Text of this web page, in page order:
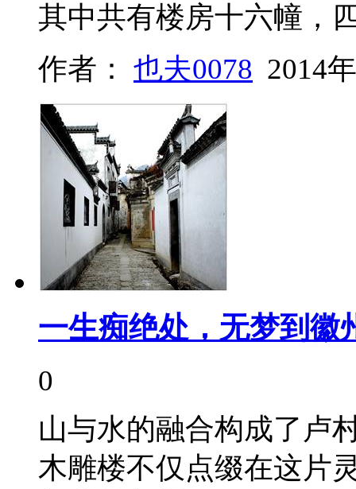
其中共有楼房十六幢
作者： 也夫0078 2014
一生痴绝处，无梦到徽
0
山与水的融合构成了卢
木雕楼不仅点缀在这片